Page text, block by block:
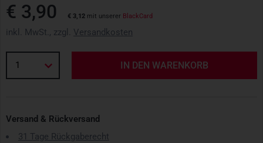
€ 3,90 € 3,12 mit unserer BlackCard
inkl. MwSt., zzgl. Versandkosten
1 IN DEN WARENKORB
Versand & Rückversand
31 Tage Rückgaberecht